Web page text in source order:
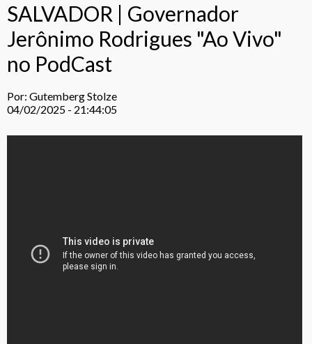
SALVADOR | Governador
Jerônimo Rodrigues "Ao Vivo"
no PodCast
Por: Gutemberg Stolze
04/02/2025 - 21:44:05